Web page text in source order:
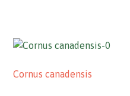
Cornus canadensis